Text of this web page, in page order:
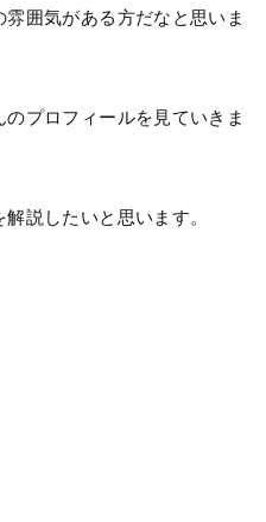
囲気がある方だなと思いま
プロフィールを見ていきま
説したいと思います。